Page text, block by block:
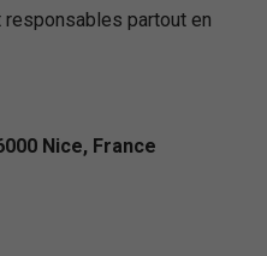
partout en
Nice, France